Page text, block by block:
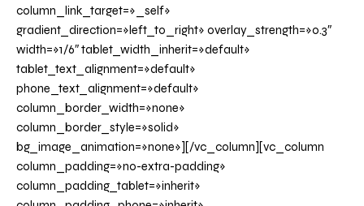
column_link_target=»_self»
gradient_direction=»left_to_right» overlay_strength=»0.3″
width=»1/6″ tablet_width_inherit=»default»
tablet_text_alignment=»default»
phone_text_alignment=»default»
column_border_width=»none»
column_border_style=»solid»
bg_image_animation=»none»][/vc_column][vc_column
column_padding=»no-extra-padding»
column_padding_tablet=»inherit»